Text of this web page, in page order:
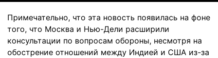
Примечательно, что эта новость появилась на фоне
того, что Москва и Нью-Дели расширили
консультации по вопросам обороны, несмотря на
обострение отношений между Индией и США из-за